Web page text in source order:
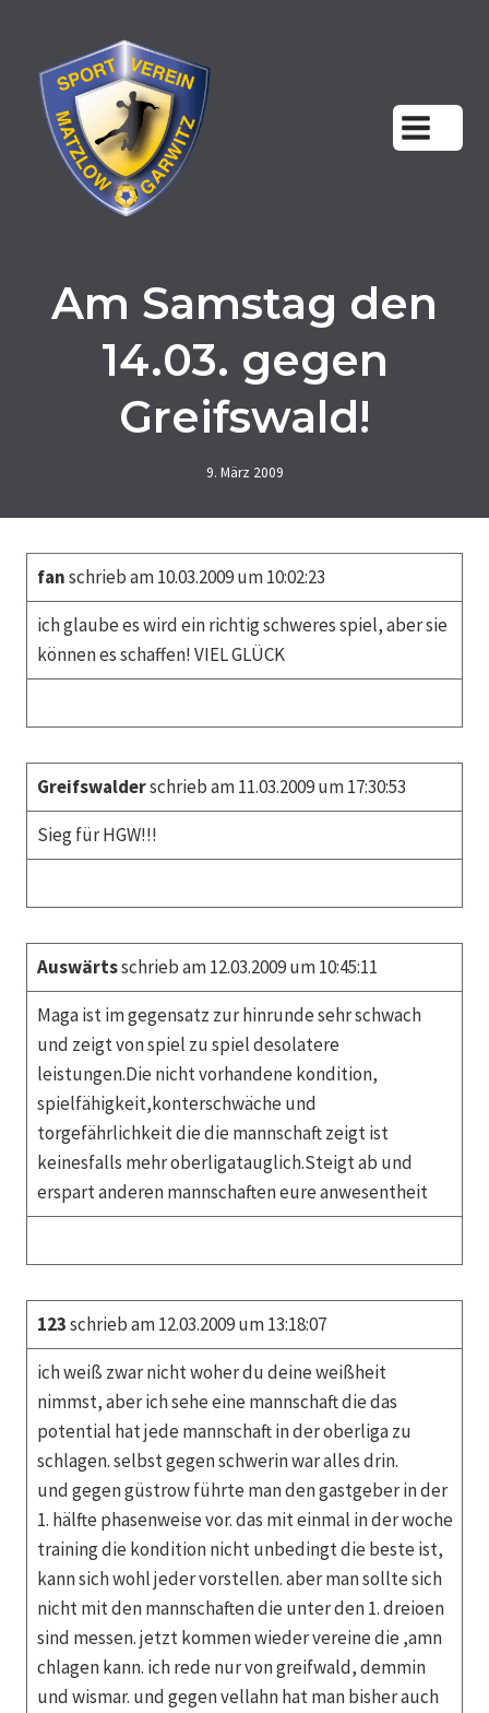
springen
Am Samstag den
14.03. gegen
Greifswald!
9. März 2009
fanschrieb am 10.03.2009 um 10:02:23
ich glaube es wird ein richtig schweres spiel, aber sie
können es schaffen! VIEL GLÜCK
Greifswalderschrieb am 11.03.2009 um 17:30:53
Sieg für HGW!!!
Auswärtsschrieb am 12.03.2009 um 10:45:11
Maga ist im gegensatz zur hinrunde sehr schwach
und zeigt von spiel zu spiel desolatere
leistungen.Die nicht vorhandene kondition,
spielfähigkeit,konterschwäche und
torgefährlichkeit die die mannschaft zeigt ist
keinesfalls mehr oberligatauglich.Steigt ab und
erspart anderen mannschaften eure anwesentheit
123schrieb am 12.03.2009 um 13:18:07
ich weiß zwar nicht woher du deine weißheit
nimmst, aber ich sehe eine mannschaft die das
potential hat jede mannschaft in der oberliga zu
schlagen. selbst gegen schwerin war alles drin.
und gegen güstrow führte man den gastgeber in der
1. hälfte phasenweise vor. das mit einmal in der woche
training die kondition nicht unbedingt die beste ist,
kann sich wohl jeder vorstellen. aber man sollte sich
nicht mit den mannschaften die unter den 1. dreioen
sind messen. jetzt kommen wieder vereine die ,amn
chlagen kann. ich rede nur von greifwald, demmin
und wismar. und gegen vellahn hat man bisher auch